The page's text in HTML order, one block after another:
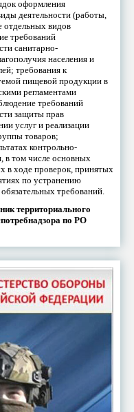
оформления
деятельности (работы,
отдельных видов
требований
санитарно-
населения и
требования к
пищевой продукции в
регламентами
требований
защиты прав
услуг и реализации
товаров;
контрольно-
в том числе основных
в ходе проверок, принятых
по устранению
требований.
территориального
по РО